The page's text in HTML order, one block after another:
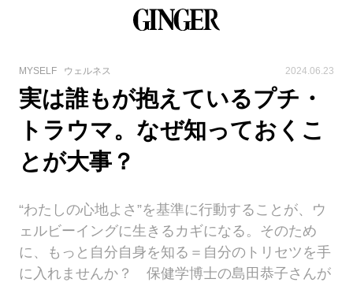
MYSELF ウェルネス 2024.06.23
実は誰もが抱えているプチ・
トラウマ。なぜ知っておくこ
とが大事？
“わたしの心地よさ”を基準に行動することが、ウ
ェルビーイングに生きるカギになる。そのため
に、もっと自分自身を知る＝自分のトリセツを手
に入れませんか？ 保健学博士の島田恭子さんが